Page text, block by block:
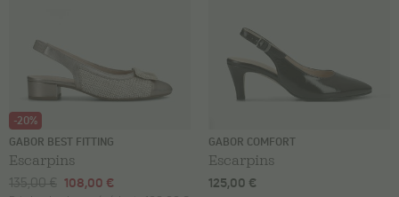
-20%
GABOR BEST FITTING
Escarpins
135,00 € 108,00 €
GABOR COMFORT
Escarpins
125,00 €